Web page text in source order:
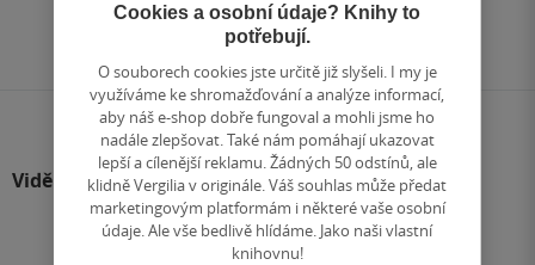
na
stránku
Viděli jste
Cookies a osobní údaje? Knihy to
potřebují.
O souborech cookies jste určitě již slyšeli. I my je
využíváme ke shromažďování a analýze informací,
aby náš e-shop dobře fungoval a mohli jsme ho
nadále zlepšovat. Také nám pomáhají ukazovat
lepší a cílenější reklamu. Žádných 50 odstínů, ale
klidně Vergilia v originále. Váš souhlas může předat
marketingovým platformám i některé vaše osobní
údaje. Ale vše bedlivě hlídáme. Jako naši vlastní
knihovnu!